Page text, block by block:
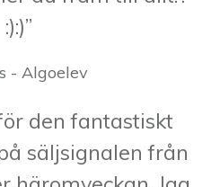
:):)”
- Algoelev
den fantastiskt
säljsignalen från